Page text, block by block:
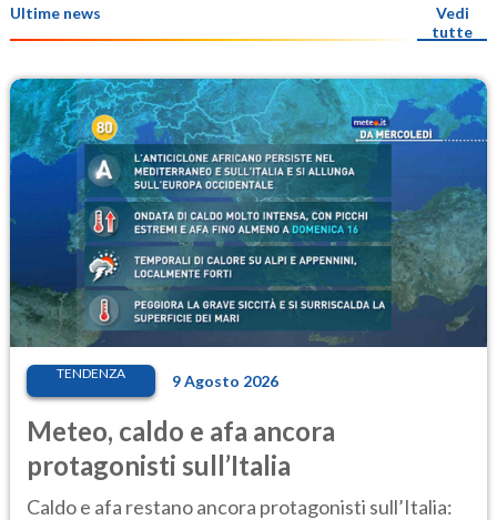
Ultime news
Vedi
tutte
TENDENZA 9 Agosto 2026
Meteo, caldo e afa ancora
protagonisti sull’Italia
Caldo e afa restano ancora protagonisti sull’Italia: